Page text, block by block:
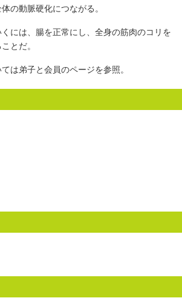
の動脈硬化につながる。
には、腸を正常にし、全身の筋肉のコリを
とだ。
は弟子と会員のページを参照。